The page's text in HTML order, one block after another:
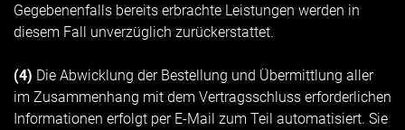
Gegebenenfalls bereits erbrachte Leistungen werden in
diesem Fall unverzüglich zurückerstattet.
(4) Die Abwicklung der Bestellung und Übermittlung aller
im Zusammenhang mit dem Vertragsschluss erforderlichen
Informationen erfolgt per E-Mail zum Teil automatisiert. Sie